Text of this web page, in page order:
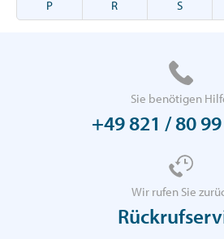
P R S
Sie benötigen
+49 821 / 80
Wir rufen Sie